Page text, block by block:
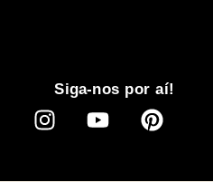
Siga-nos por aí!
I Y P